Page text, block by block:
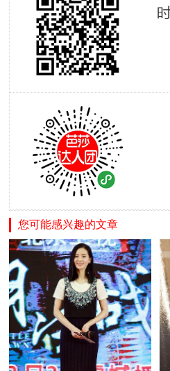
您可能感兴趣的文章